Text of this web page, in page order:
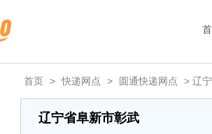
首页 > 快递网点 > 圆通快递网点 > 辽
辽宁省阜新市彰武